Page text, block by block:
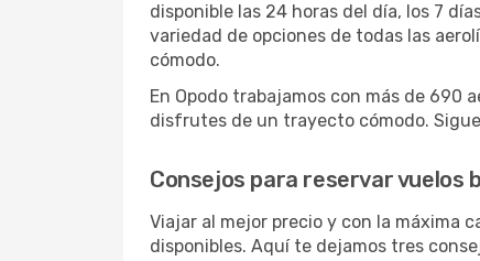
disponible las 24 horas del día, los 7
variedad de opciones de todas las
cómodo.
En Opodo trabajamos con más de 690
disfrutes de un trayecto cómodo.
Consejos para reservar vuelos
Viajar al mejor precio y con la máxima
disponibles. Aquí te dejamos tres